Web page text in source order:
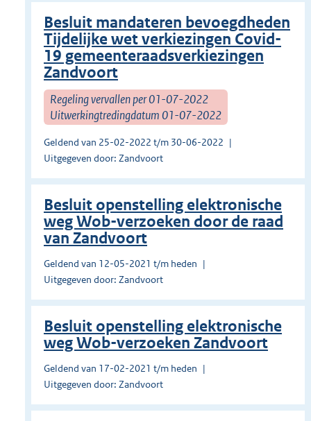
Besluit mandateren bevoegdheden
Tijdelijke wet verkiezingen Covid-
19 gemeenteraadsverkiezingen
Zandvoort
Regeling vervallen per 01-07-2022
Uitwerkingtredingdatum 01-07-2022
Geldend van 25-02-2022 t/m 30-06-2022
Uitgegeven door: Zandvoort
Besluit openstelling elektronische
weg Wob-verzoeken door de raad
van Zandvoort
Geldend van 12-05-2021 t/m heden
Uitgegeven door: Zandvoort
Besluit openstelling elektronische
weg Wob-verzoeken Zandvoort
Geldend van 17-02-2021 t/m heden
Uitgegeven door: Zandvoort